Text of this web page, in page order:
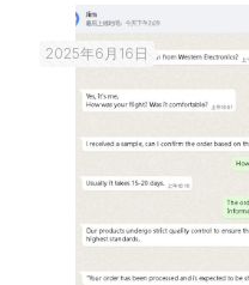
2025年6月16日